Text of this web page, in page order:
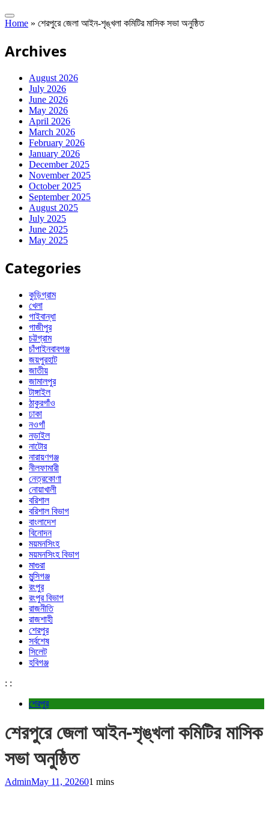
Home » শেরপুরে জেলা আইন-শৃঙ্খলা কমিটির মাসিক সভা অনুষ্ঠিত
Archives
August 2026
July 2026
June 2026
May 2026
April 2026
March 2026
February 2026
January 2026
December 2025
November 2025
October 2025
September 2025
August 2025
July 2025
June 2025
May 2025
Categories
কুড়িগ্রাম
খেলা
গাইবান্ধা
গাজীপুর
চট্টগ্রাম
চাঁপাইনবাবগঞ্জ
জয়পুরহাট
জাতীয়
জামালপুর
টাঙ্গাইল
ঠাকুরগাঁও
ঢাকা
নওগাঁ
নড়াইল
নাটোর
নারায়ণগঞ্জ
নীলফামারী
নেত্রকোণা
নোয়াখালী
বরিশাল
বরিশাল বিভাগ
বাংলাদেশ
বিনোদন
ময়মনসিংহ
ময়মনসিংহ বিভাগ
মাগুরা
মুন্সিগঞ্জ
রংপুর
রংপুর বিভাগ
রাজনীতি
রাজশাহী
শেরপুর
সর্বশেষ
সিলেট
হবিগঞ্জ
: :
শেরপুর
শেরপুরে জেলা আইন-শৃঙ্খলা কমিটির মাসিক
সভা অনুষ্ঠিত
AdminMay 11, 202601 mins